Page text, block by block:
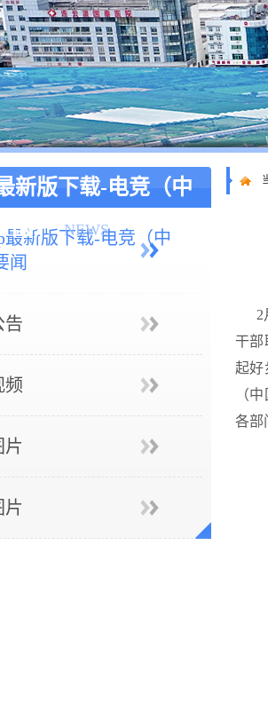
新版下载-电竞（中
国） NEWS
最新版下载-电竞（中
闻
告
频
片
片
2
干部
起好
（
各部